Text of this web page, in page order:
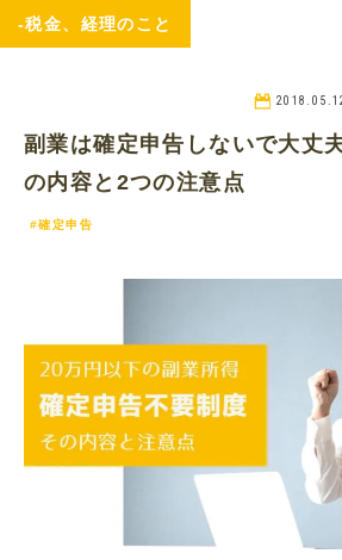
-税金、経理のこと
副業は確定申告しないで大丈
の内容と2つの注意点
#確定申告